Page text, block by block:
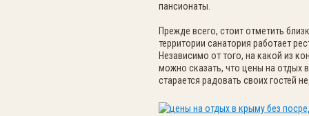
пансионаты.
Прежде всего, стоит отметить
территории санатория работает
Независимо от того, на какой из
можно сказать, что цены на отдых
старается радовать своих гостей